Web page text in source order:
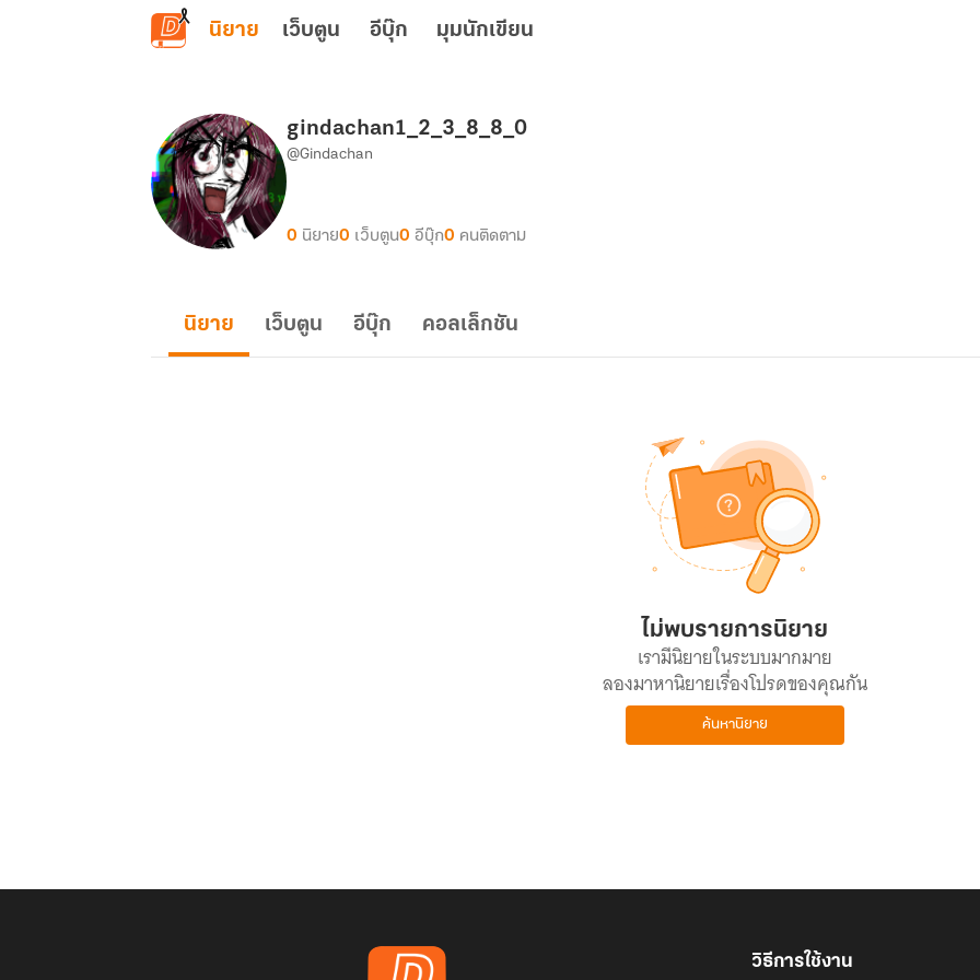
ข้ามไปยังเนื้อหาหลัก
นิยาย เว็บตูน อีบุ๊ก มุมนักเขียน
gindachan1_2_3_8_8_0
@Gindachan
0 นิยาย0 เว็บตูน0 อีบุ๊ก0 คนติดตาม
นิยาย เว็บตูน อีบุ๊ก คอลเล็กชัน
ไม่พบรายการนิยาย
เรามีนิยายในระบบมากมาย
ลองมาหานิยายเรื่องโปรดของคุณกัน
ค้นหานิยาย
วิธีการใช้งาน